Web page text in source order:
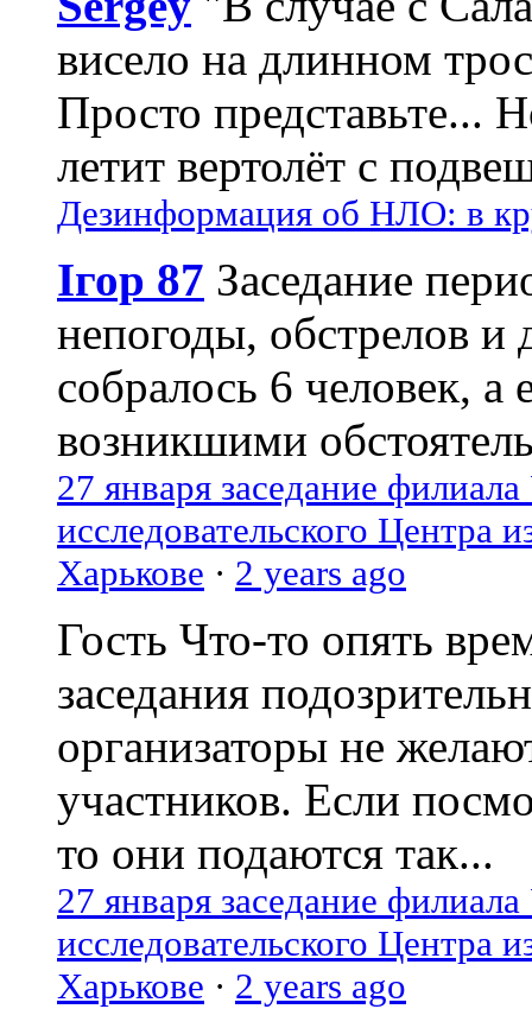
висело на длинном
Просто представьте...
летит вертолёт с
Дезинформация об НЛО: в
Ігор 87 Заседание
непогоды, обстрелов и
собралось 6 человек, а
возникшими
27 января заседание
исследовательского Центра
Харькове · 2 years ago
Гость Что-то опять
заседания
организаторы не
участников. Если
то они подаются так...
27 января заседание
исследовательского Центра
Харькове · 2 years ago